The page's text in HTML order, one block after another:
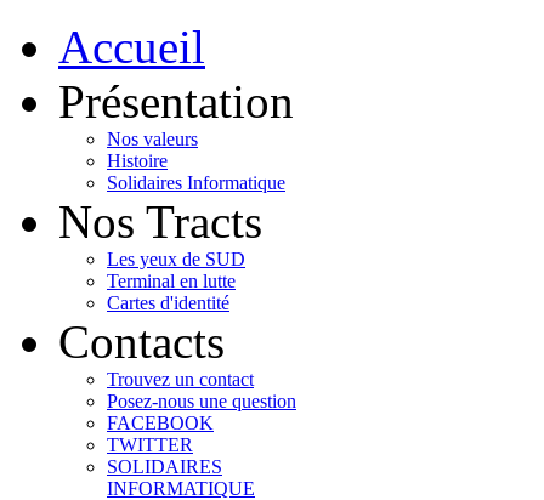
Accueil
Présentation
Nos valeurs
Histoire
Solidaires Informatique
Nos Tracts
Les yeux de SUD
Terminal en lutte
Cartes d'identité
Contacts
Trouvez un contact
Posez-nous une question
FACEBOOK
TWITTER
SOLIDAIRES
INFORMATIQUE